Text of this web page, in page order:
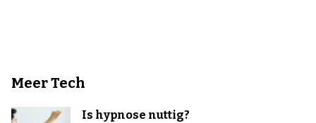
Meer Tech
Is hypnose nuttig?